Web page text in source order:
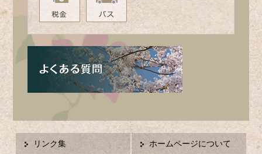
リンク集 ホームページについて